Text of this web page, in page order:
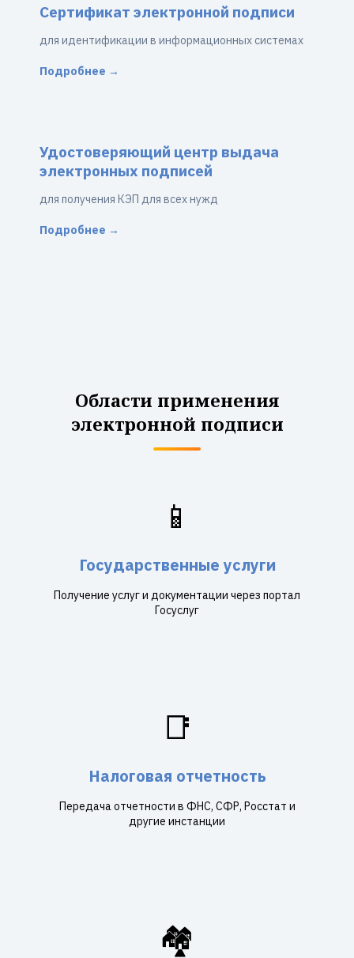
Сертификат электронной подписи
для идентификации в информационных системах
Подробнее →
Удостоверяющий центр выдача
электронных подписей
для получения КЭП для всех нужд
Подробнее →
Области применения
электронной подписи
📱
Государственные услуги
Получение услуг и документации через портал
Госуслуг
📑
Налоговая отчетность
Передача отчетности в ФНС, СФР, Росстат и
другие инстанции
🏘️